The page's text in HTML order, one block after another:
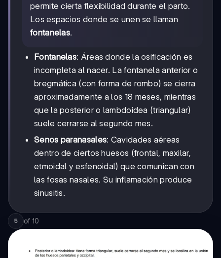
permite cierta flexibilidad durante el parto.
Los espacios donde se unen se llaman
fontanelas.
Fontanelas: Áreas donde la osificación es
incompleta al nacer. La fontanela anterior o
bregmática (con forma de rombo) se cierra
aproximadamente a los 18 meses, mientras
que la posterior o lambdoidea (triangular)
suele cerrarse al segundo mes.
Senos paranasales: Cavidades aéreas
dentro de ciertos huesos (frontal, maxilar,
etmoidal y esfenoidal) que comunican con
las fosas nasales. Su inflamación produce
sinusitis.
5 of 10